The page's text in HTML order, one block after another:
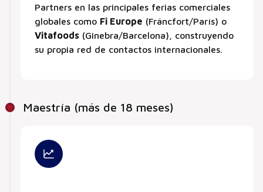
Partners en las principales ferias comerciales
globales como Fi Europe (Fráncfort/París) o
Vitafoods (Ginebra/Barcelona), construyendo
su propia red de contactos internacionales.
Maestría (más de 18 meses)